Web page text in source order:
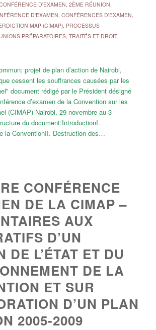
D'EXAMEN, 2ÈME RÉUNION
D'EXAMEN, CONFÉRENCES D'EXAMEN,
MAP (CIMAP), PROCESSUS
PRÉPARATOIRES, TRAITÉS ET DROIT
projet de plan d’action de Nairobi,
cessent les souffrances causées par les
document rédigé par le Président désigné
d’examen de la Convention sur les
(CIMAP) Nairobi, 29 novembre au 3
du document:IntroductionI.
la ConventionII. Destruction des…
CONFÉRENCE
DE LA CIMAP –
AUX
D’UN
DE L’ÉTAT ET DU
DE LA
ET SUR
D’UN PLAN
2005-2009